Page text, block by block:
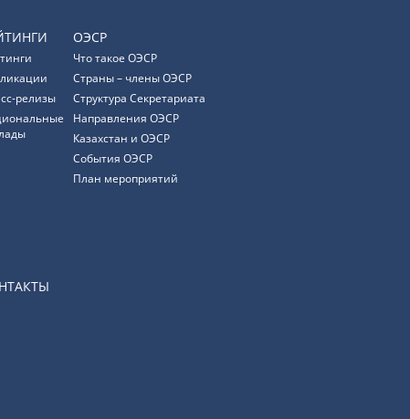
релизы
ОЭСР
Что такое ОЭСР
Страны – члены ОЭСР
Структура Секретариата
Направления ОЭСР
Казахстан и ОЭСР
События ОЭСР
План мероприятий